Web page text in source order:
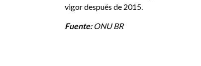
vigor después de 2015.
Fuente: ONU BR